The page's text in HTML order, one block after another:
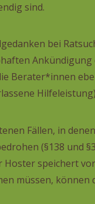
sind.
bei
Ankündigung
Berater*innen
Fällen, in
(§138 und
Hoster speichert
müssen, können